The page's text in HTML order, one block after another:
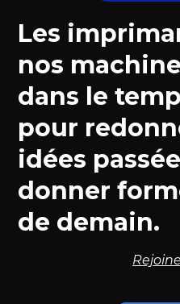
Les
nos
dans le
pour
idées
donner
de demain.